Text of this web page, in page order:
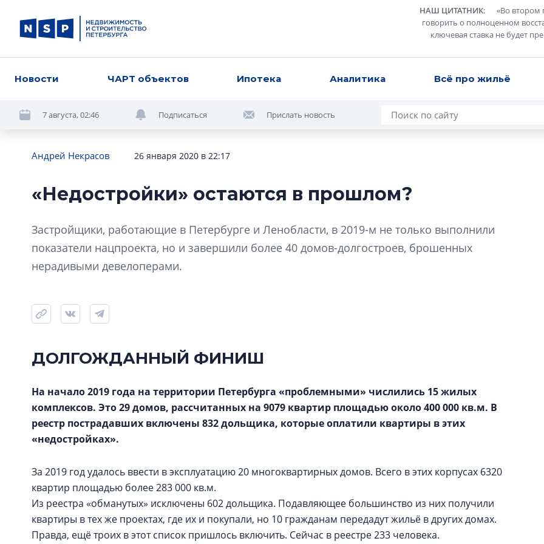
НАШ ЦИТАТНИК: «Во втором
говорить о полноценном
ключевая ставка не будет
Новости ЧАРТ объектов Ипотека Аналитика Всё про жильё
7 августа, 02:46 Подписаться Прислать новость
Андрей Некрасов 26 января 2020 в 22:17
«Недостройки» остаются в прошлом?
Застройщики, работающие в Петербурге и Ленобласти, в 2019-м не только выполнили
показатели нацпроекта, но и завершили более 40 домов-долгостроев, брошенных
нерадивыми девелоперами.
ДОЛГОЖДАННЫЙ ФИНИШ
На начало 2019 года на территории Петербурга «проблемными» числились 15 жилых
комплексов. Это 29 домов, рассчитанных на 9079 квартир площадью около 400 000 кв.м. В
реестр пострадавших включены 832 дольщика, которые оплатили квартиры в этих
«недостройках».
За 2019 год удалось ввести в эксплуатацию 20 многоквартирных домов. Всего в этих корпусах 6320
квартир площадью более 283 000 кв.м.
Из реестра «обманутых» исключены 602 дольщика. Подавляющее большинство из них получили
квартиры в тех же проектах, где их и покупали, но 10 гражданам передадут жильё в других домах.
Правда, ещё троих в этот список пришлось включить. Сейчас в реестре 233 человека.
эпохи фальш-